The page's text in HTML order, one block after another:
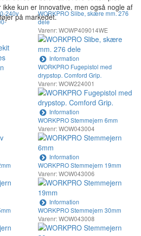
kun er innovative, men også nogle af
på markedet.
240v
WORKPRO Slibe, skære mm. 276
dele
Varenr: WOWP409014WE
Information
WORKPRO Fugepistol med
drypstop. Comford Grip.
Varenr: WOW224001
Information
WORKPRO Stemmejern 6mm
Varenr: WOW043004
Information
WORKPRO Stemmejern 19mm
Varenr: WOW043006
Information
WORKPRO Stemmejern 30mm
Varenr: WOW043008